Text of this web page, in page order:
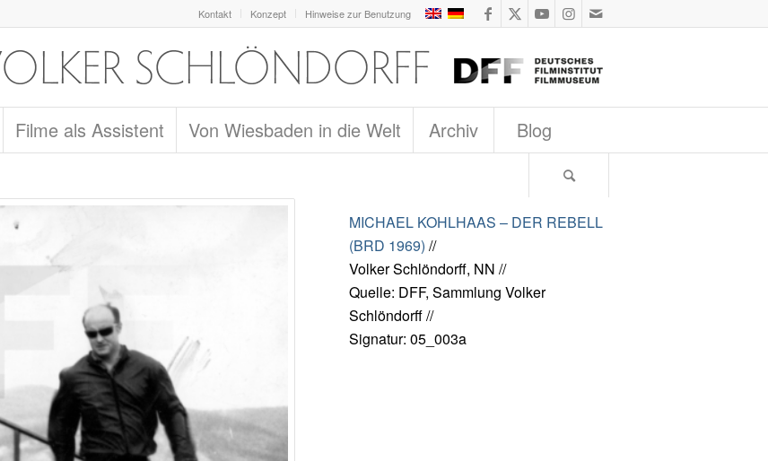
Kontakt Konzept Hinweise zur Benutzung
Filme als Assistent Von Wiesbaden in die Welt Archiv Blog
MICHAEL KOHLHAAS – DER REBELL
(BRD 1969) //
Volker Schlöndorff, NN //
Quelle: DFF, Sammlung Volker
Schlöndorff //
Signatur: 05_003a